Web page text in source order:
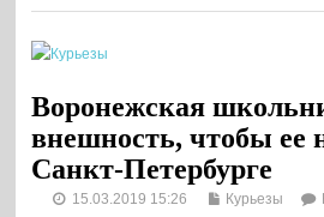
Воронежская
внешность, чтобы ее
Санкт-Петербурге
15.03.2019 15:26 Курьезы